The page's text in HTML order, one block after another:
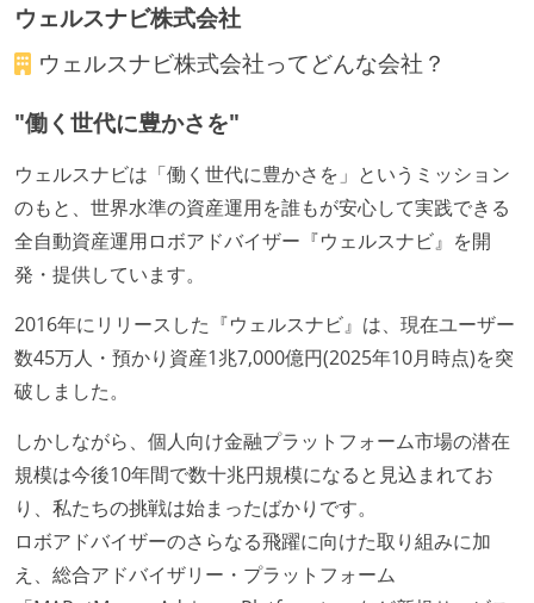
発・運用している
労働環境の自由度
週2日リモート勤務のハイブリットワーク（週3出社）
2年以内に未就学児を子育てしながら働いていたエン
ジニアがいる
フレックスタイム制または裁量労働制を採用している
メンバーの多様性
外国籍の開発メンバーがいる
開発メンバーの新卒採用を実施している
待遇・福利厚生
入社時には、各自希望のスペックの PC やディスプレ
イが支給される
希望者には定価 6 万円以上のオフィスチェアが支給さ
れる
ウェルスナビ株式会社
ウェルスナビ株式会社ってどんな会社？
"働く世代に豊かさを"
ウェルスナビは「働く世代に豊かさを」というミッション
のもと、世界水準の資産運用を誰もが安心して実践できる
全自動資産運用ロボアドバイザー『ウェルスナビ』を開
発・提供しています。
2016年にリリースした『ウェルスナビ』は、現在ユーザー
数45万人・預かり資産1兆7,000億円(2025年10月時点)を突
破しました。
しかしながら、個人向け金融プラットフォーム市場の潜在
規模は今後10年間で数十兆円規模になると見込まれてお
り、私たちの挑戦は始まったばかりです。
ロボアドバイザーのさらなる飛躍に向けた取り組みに加
え、総合アドバイザリー・プラットフォーム